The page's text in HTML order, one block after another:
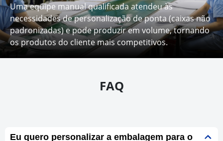
Uma equipe manual qualificada atendeu às
necessidades de personalização de ponta (caixas não
padronizadas) e pode produzir em volume, tornando
os produtos do cliente mais competitivos.
FAQ
Eu quero personalizar a embalagem para o